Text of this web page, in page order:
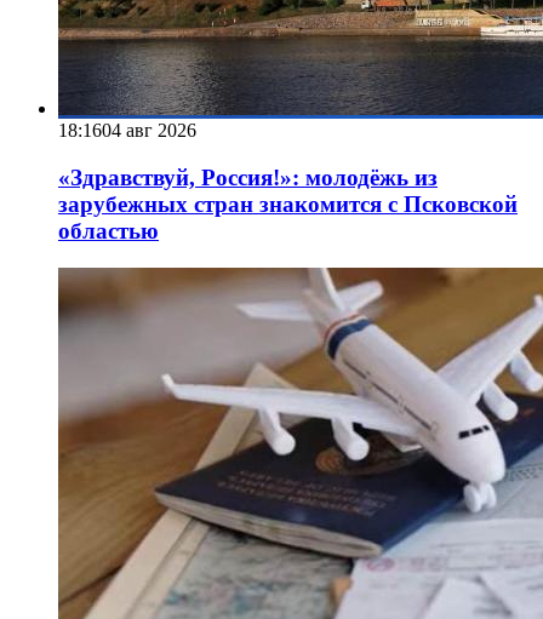
18:1604 авг 2026
«Здравствуй, Россия!»: молодёжь из
зарубежных стран знакомится с Псковской
областью